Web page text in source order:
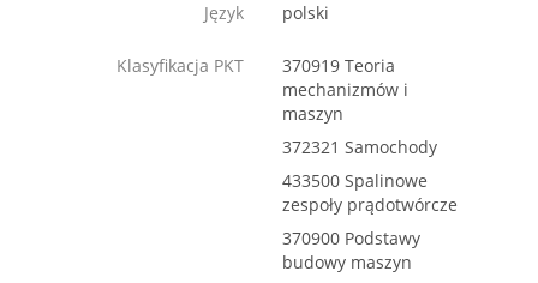
Język polski
Klasyfikacja PKT
370919 Teoria
mechanizmów i
maszyn
372321 Samochody
433500 Spalinowe
zespoły prądotwórcze
370900 Podstawy
budowy maszyn